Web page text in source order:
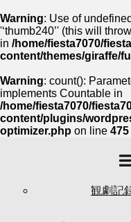
Warning: Use of
'‘thumb240’' (this will
in /home/fiesta7070/
content/themes/giraffe/
Warning: count():
implements Countable in
/home/fiesta7070/
content/plugins/
optimizer.php on line 475
観劇記